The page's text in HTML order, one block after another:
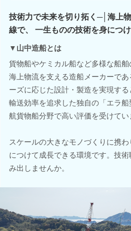
技術力で未来を切り拓く─│海上
線で、 一生ものの技術を身につけ
▼山中造船とは
貨物船やケミカル船など多様な船
海上物流を支える造船メーカーで
ーズに応じた設計・製造を実現す
輸送効率を追求した独自の「エラ
航貨物船分野で高い評価を受けてい
スケールの大きなモノづくりに携
につけて成長できる環境です。技
み出しませんか。